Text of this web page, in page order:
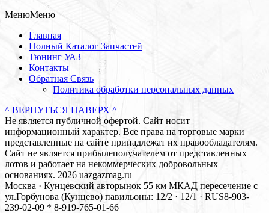
МенюМеню
Главная
Полный Каталог Запчастей
Тюнинг УАЗ
Контакты
Обратная Связь
Политика обработки персональных данных
^ ВЕРНУТЬСЯ НАВЕРХ ^
Не является публичной офертой. Сайт носит
информационный характер. Все права на торговые марки
представленные на сайте принадлежат их правообладателям.
Сайт не является прибылеполучателем от представленных
лотов и работает на некоммерческих добровольных
основаниях. 2026 uazgazmag.ru
Москва · Кунцевский авторынок 55 км МКАД пересечение с
ул.Горбунова (Кунцево) павильоны: 12/2 · 12/1 · RUS8-903-
239-02-09 * 8-919-765-01-66